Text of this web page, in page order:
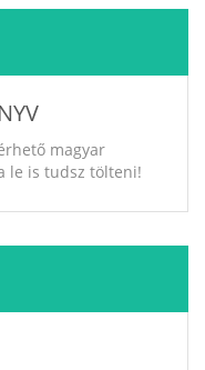
magyar
le is tudsz tölteni!